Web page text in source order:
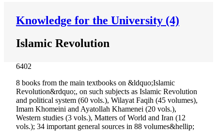
Knowledge for the University (4)
Islamic Revolution
6402
8 books from the main textbooks on &ldquo;Islamic
Revolution&rdquo;, on such subjects as Islamic Revolution
and political system (60 vols.), Wilayat Faqih (45 volumes),
Imam Khomeini and Ayatollah Khamenei (20 vols.),
Western studies (3 vols.), Matters of World and Iran (12
vols.); 34 important general sources in 88 volumes&hellip;